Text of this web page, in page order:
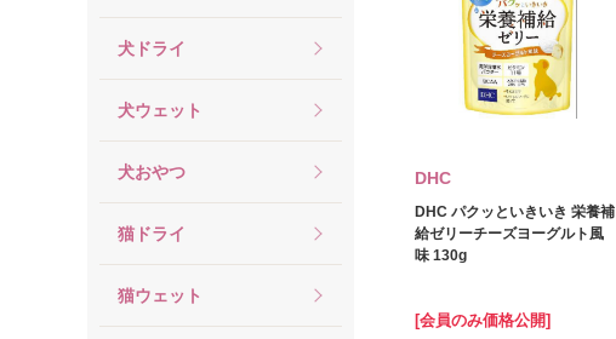
犬ドライ
犬ウェット
犬おやつ
猫ドライ
猫ウェット
DHC
DHC パクッといきいき 栄養補
給ゼリーチーズヨーグルト風
味 130g
[会員のみ価格公開]